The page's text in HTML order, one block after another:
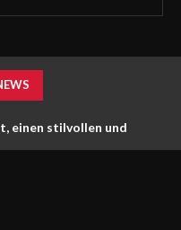
einen stilvollen und